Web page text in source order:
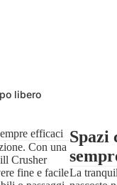
libero
efficaci
Con una
Crusher
fine e facile
Spazi
La